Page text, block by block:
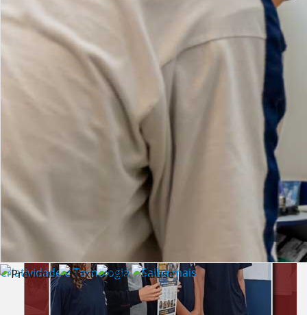
Criatividade e Tecnologia | Saiba mais